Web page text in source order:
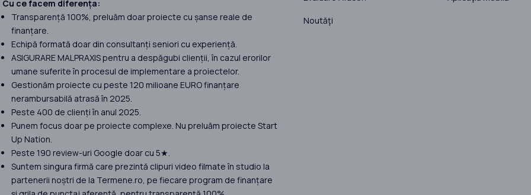
Cu ce facem diferența:
Transparență 100%, preluăm doar proiecte cu șanse reale de
finanțare.
Echipă formată doar din consultanți seniori cu experiență.
ASIGURARE MALPRAXIS pentru a despăgubi clienții, în cazul erorilor
umane suferite în procesul de implementare a proiectelor.
Gestionăm proiecte cu peste 120 milioane EURO finanțare
nerambursabilă atrasă în 2025.
Peste 400 de clienți în anul 2025.
Punem focus doar pe proiecte complexe. Nu preluăm proiecte Start
Up Nation.
Peste 190 review-uri Google doar cu 5★.
Suntem singura firmă care prezintă clipuri video filmate în studio la
partenerii noștri de la Termene.ro, pe fiecare program de finanțare
Noutăţi